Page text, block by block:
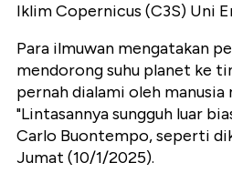
Iklim Copernicus (C3S) Uni
Para ilmuwan mengatakan
mendorong suhu planet ke
pernah dialami oleh manusia
"Lintasannya sungguh luar
Carlo Buontempo, seperti
Jumat (10/1/2025).